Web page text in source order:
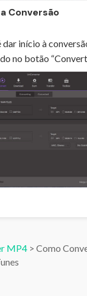
Conversão
dar início à
no botão
MP4 > Como